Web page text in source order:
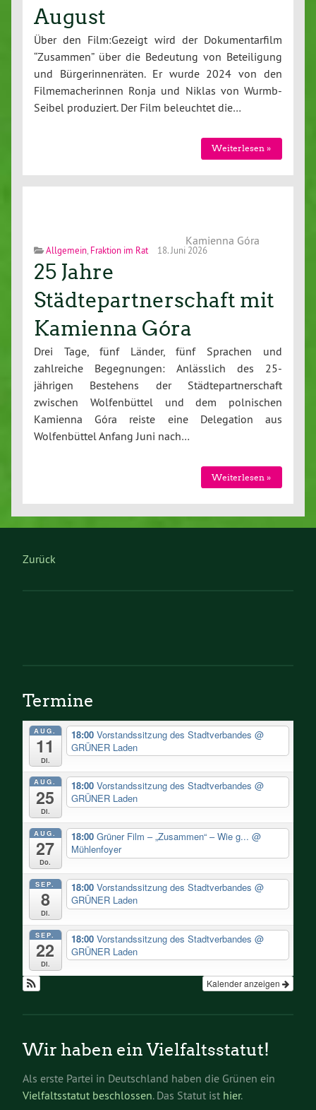
August
Über den Film:Gezeigt wird der Dokumentarfilm
“Zusammen” über die Bedeutung von Beteiligung
und Bürgerinnenräten. Er wurde 2024 von den
Filmemacherinnen Ronja und Niklas von Wurmb-
Seibel produziert. Der Film beleuchtet die…
Weiterlesen »
Kamienna Góra
Allgemein Fraktion im Rat 18. Juni 2026
25 Jahre
Städtepartnerschaft mit
Kamienna Góra
Drei Tage, fünf Länder, fünf Sprachen und
zahlreiche Begegnungen: Anlässlich des 25-
jährigen Bestehens der Städtepartnerschaft
zwischen Wolfenbüttel und dem polnischen
Kamienna Góra reiste eine Delegation aus
Wolfenbüttel Anfang Juni nach…
Weiterlesen »
Zurück
Termine
AUG.
11
Di.
18:00 Vorstandssitzung des Stadtverbandes @
GRÜNER Laden
AUG.
25
Di.
18:00 Vorstandssitzung des Stadtverbandes @
GRÜNER Laden
AUG.
27
Do.
18:00 Grüner Film – „Zusammen“ – Wie g... @
Mühlenfoyer
SEP.
8
Di.
18:00 Vorstandssitzung des Stadtverbandes @
GRÜNER Laden
SEP.
22
Di.
18:00 Vorstandssitzung des Stadtverbandes @
GRÜNER Laden
Kalender anzeigen
Wir haben ein Vielfaltsstatut!
Als erste Partei in Deutschland haben die Grünen ein
Vielfaltsstatut beschlossen. Das Statut ist hier.